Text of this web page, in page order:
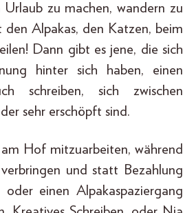
zu machen, wandern zu
Alpakas, den Katzen, beim
Dann gibt es jene, die sich
hinter sich haben, einen
schreiben, sich zwischen
sehr erschöpft sind.
Hof mitzuarbeiten, während
und statt Bezahlung
einen Alpakaspaziergang